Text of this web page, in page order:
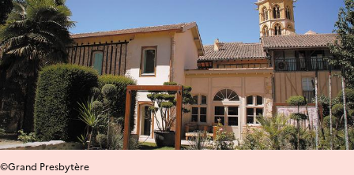
©Grand Presbytère